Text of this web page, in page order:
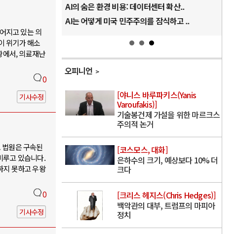
지고 있는 의
위기가 해소
에서, 의료재난
0
기사수정
원은 구속된
루고 있습니다.
지 못하고 우왕
0
기사수정
AI의 숨은 환경 비용: 데이터센터 확산..
AI는 어떻게 미국 민주주의를 잠식하고 ..
오피니언
[야니스 바루파키스(Yanis
Varoufakis)]
기술봉건제 가설을 위한 마르크스
주의적 논거
[코스모스, 대화]
은하수의 크기, 예상보다 10% 더
크다
[크리스 헤지스(Chris Hedges)]
백악관의 대부, 트럼프의 마피아
정치